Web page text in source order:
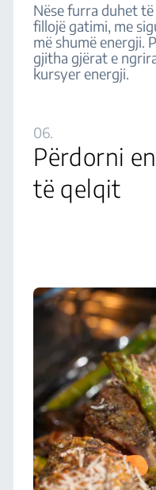
Nëse furra duhet
fillojë gatimi, me
më shumë energji.
gjitha gjërat e
kursyer energji.
06.
Përdorni
të qelqit